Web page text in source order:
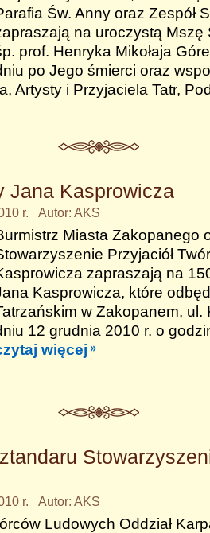
Św. Anny oraz Zespół
na uroczystą Mszę
prof. Henryka Mikołaja
po Jego śmierci oraz
Artysty i Przyjaciela Tatr,
Jana Kasprowicza
r. Autor: AKS
Miasta Zakopanego
Przyjaciół
zapraszają na
Kasprowicza, które
w Zakopanem, ul.
12 grudnia 2010 r. o
więcej
r. Autor: AKS
Ludowych Oddział